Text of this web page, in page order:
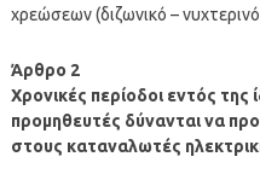
χρεώσεων (διζωνικό – νυχτερινό
Άρθρο 2
Χρονικές περίοδοι εντός της
προμηθευτές δύνανται να
στους καταναλωτές